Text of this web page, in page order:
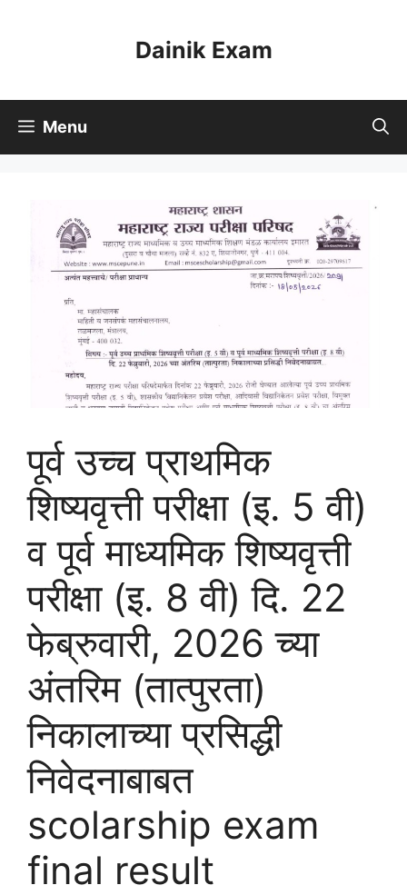
Dainik Exam
Menu
पूर्व उच्च प्राथमिक
शिष्यवृत्ती परीक्षा (इ. 5 वी)
व पूर्व माध्यमिक शिष्यवृत्ती
परीक्षा (इ. 8 वी) दि. 22
फेब्रुवारी, 2026 च्या
अंतरिम (तात्पुरता)
निकालाच्या प्रसिद्धी
निवेदनाबाबत
scolarship exam
final result